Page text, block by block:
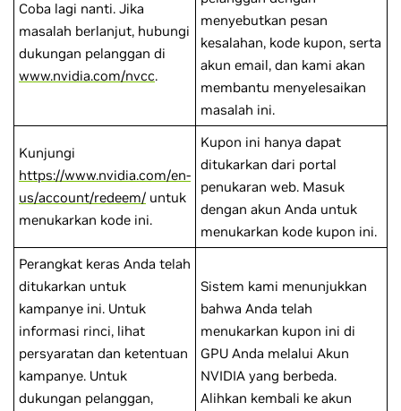
Coba lagi nanti. Jika
masalah berlanjut, hubungi
dukungan pelanggan di
www.nvidia.com/nvcc.
menyebutkan pesan
kesalahan, kode kupon, serta
akun email, dan kami akan
membantu menyelesaikan
masalah ini.
Kunjungi
https://www.nvidia.com/en-
us/account/redeem/ untuk
menukarkan kode ini.
Kupon ini hanya dapat
ditukarkan dari portal
penukaran web. Masuk
dengan akun Anda untuk
menukarkan kode kupon ini.
Perangkat keras Anda telah
ditukarkan untuk
kampanye ini. Untuk
informasi rinci, lihat
persyaratan dan ketentuan
kampanye. Untuk
dukungan pelanggan,
Sistem kami menunjukkan
bahwa Anda telah
menukarkan kupon ini di
GPU Anda melalui Akun
NVIDIA yang berbeda.
Alihkan kembali ke akun